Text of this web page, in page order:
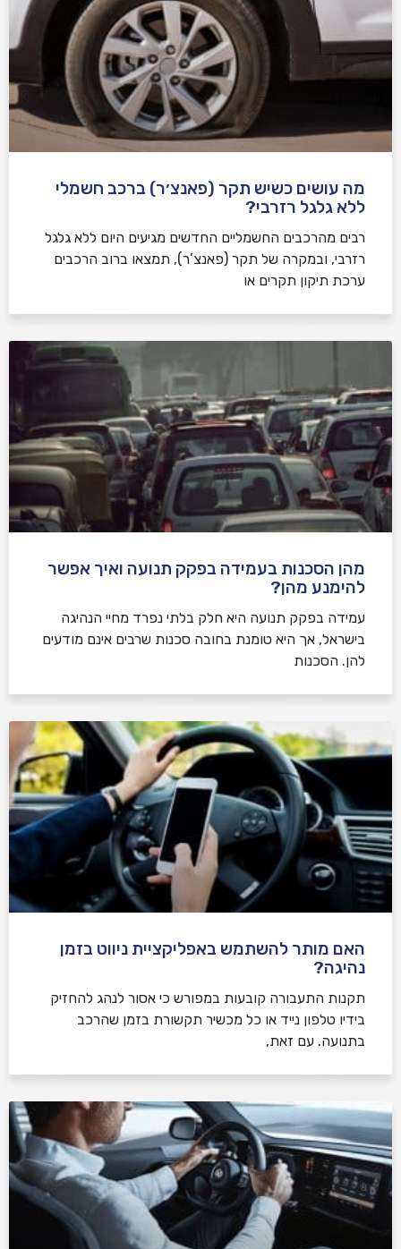
מה עושים כשיש תקר (פאנצ׳ר) ברכב חשמלי
ללא גלגל רזרבי?
רבים מהרכבים החשמליים החדשים מגיעים היום ללא גלגל
רזרבי, ובמקרה של תקר (פאנצ’ר), תמצאו ברוב הרכבים
ערכת תיקון תקרים או
מהן הסכנות בעמידה בפקק תנועה ואיך אפשר
להימנע מהן?
עמידה בפקק תנועה היא חלק בלתי נפרד מחיי הנהיגה
בישראל, אך היא טומנת בחובה סכנות שרבים אינם מודעים
להן. הסכנות
האם מותר להשתמש באפליקציית ניווט בזמן
נהיגה?
תקנות התעבורה קובעות במפורש כי אסור לנהג להחזיק
בידיו טלפון נייד או כל מכשיר תקשורת בזמן שהרכב
בתנועה. עם זאת,